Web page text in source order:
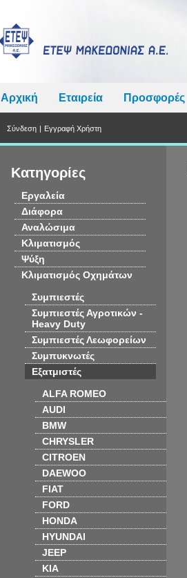
Αρχική Εταιρεία Προσφορές
Σύνδεση | Εγγραφή Χρήστη
Κατηγορίες
Εργαλεία
Διάφορα
Αναλώσιμα
Κλιματισμός
Ψύξη
Κλιματισμός Οχημάτων
Συμπιεστές
Συμπιεστές Αγροτικών -
Heavy Duty
Συμπιεστές Λεωφορείων
Συμπυκνωτές
Εξατμιστές
ALFA ROMEO
AUDI
BMW
CHRYSLER
CITROEN
DAEWOO
FIAT
FORD
HONDA
HYUNDAI
JEEP
KIA